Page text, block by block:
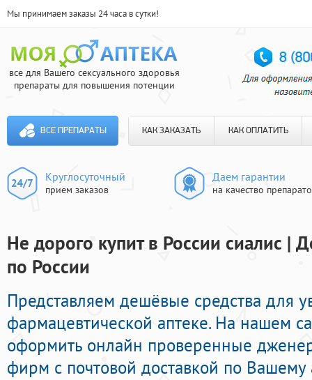
Мы принимаем заказы 24 часа в сутки!
все для Вашего сексуального здоровья
препараты для повышения потенции
ВСЕ ПРЕПАРАТЫ КАК ЗАКАЗАТЬ КАК ОПЛАТИТЬ
Круглосуточный
прием заказов
Даем гарантии
на качество
Не дорого купит в России сиалис |
по России
Представляем дешёвые средства для
фармацевтической аптеке. На нашем
оформить онлайн проверенные
фирм с почтовой доставкой по Вашему